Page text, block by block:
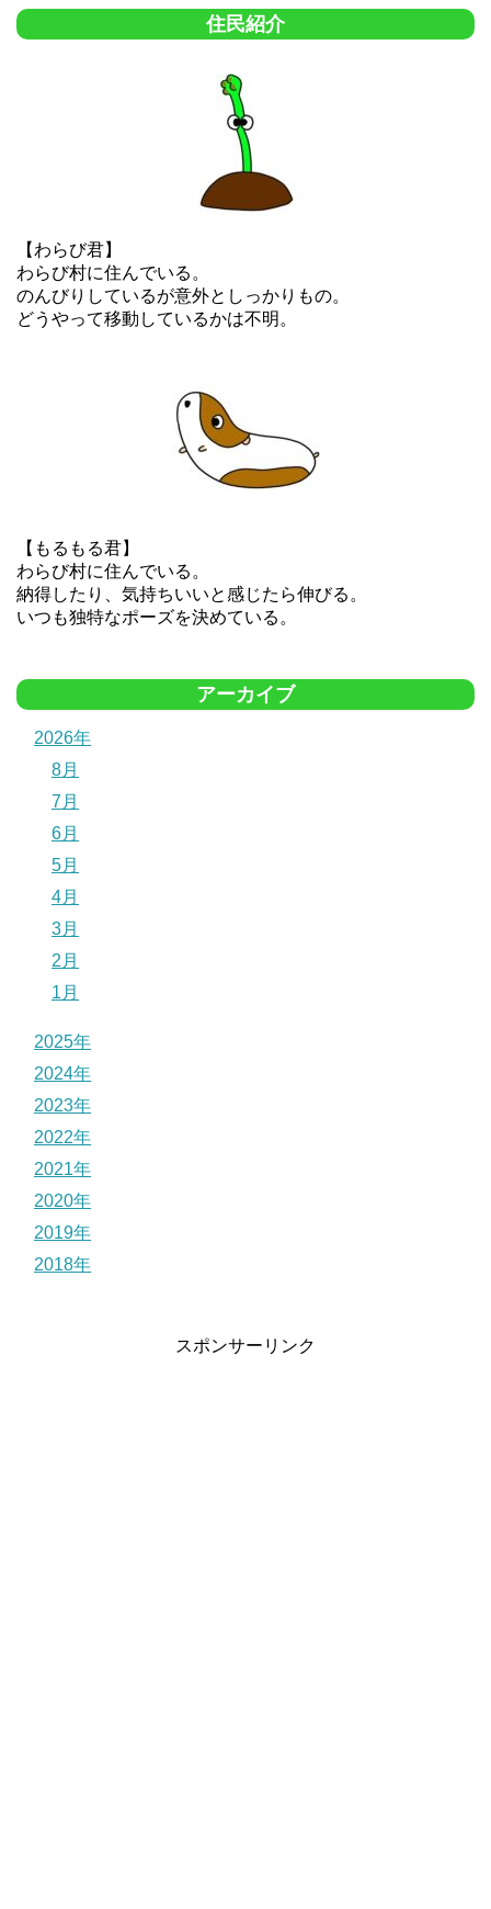
住民紹介
【わらび君】
わらび村に住んでいる。
のんびりしているが意外としっかりもの。
どうやって移動しているかは不明。
【もるもる君】
わらび村に住んでいる。
納得したり、気持ちいいと感じたら伸びる。
いつも独特なポーズを決めている。
アーカイブ
2026年
8月
7月
6月
5月
4月
3月
2月
1月
2025年
2024年
2023年
2022年
2021年
2020年
2019年
2018年
スポンサーリンク